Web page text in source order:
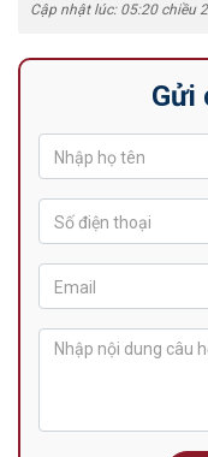
Cập nhật lúc: 05:20 chiều
Gửi